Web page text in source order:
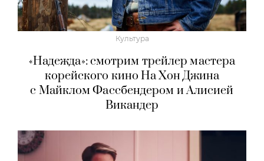
Культура
«Надежда»: смотрим трейлер мастера
корейского кино На Хон Джина
с Майклом Фассбендером и Алисией
Викандер